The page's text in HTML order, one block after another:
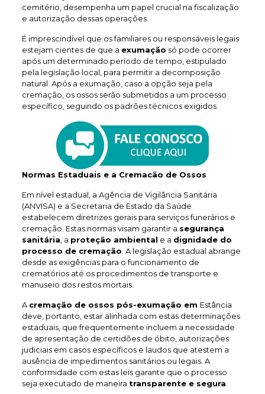
cemitério, desempenha um papel crucial na fiscalização
e autorização dessas operações.
É imprescindível que os familiares ou responsáveis legais
estejam cientes de que a exumação só pode ocorrer
após um determinado período de tempo, estipulado
pela legislação local, para permitir a decomposição
natural. Após a exumação, caso a opção seja pela
cremação, os ossos serão submetidos a um processo
específico, seguindo os padrões técnicos exigidos.
Normas Estaduais e a Cremacão de Ossos
Em nível estadual, a Agência de Vigilância Sanitária
(ANVISA) e a Secretaria de Estado da Saúde
estabelecem diretrizes gerais para serviços funerários e
cremação. Estas normas visam garantir a segurança
sanitária , a proteção ambiental e a dignidade do
processo de cremação . A legislação estadual abrange
desde as exigências para o funcionamento de
crematórios até os procedimentos de transporte e
manuseio dos restos mortais.
A cremação de ossos pós-exumação em Estância
deve, portanto, estar alinhada com estas determinações
estaduais, que frequentemente incluem a necessidade
de apresentação de certidões de óbito, autorizações
judiciais em casos específicos e laudos que atestem a
ausência de impedimentos sanitários ou legais. A
conformidade com estas leis garante que o processo
seja executado de maneira transparente e segura